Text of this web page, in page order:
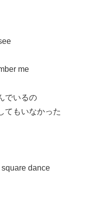
me
でいるの
てもいなかった
dance